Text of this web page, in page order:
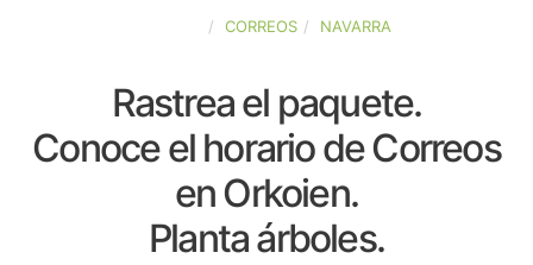
CORREOS NAVARRA
Rastrea el paquete.
Conoce el horario de Correos
en Orkoien.
Planta árboles.